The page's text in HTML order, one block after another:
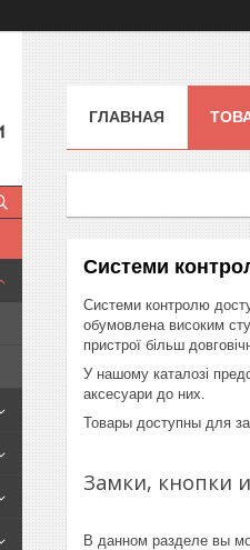
ГЛАВНАЯ
Системи
Системи контролю
обумовлена високим
пристрої більш
У нашому каталозі
аксесуари до них.
Товары доступны для
Замки, кнопки
В данном разделе вы